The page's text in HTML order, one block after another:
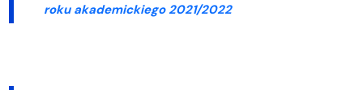
roku akademickiego 2021/2022